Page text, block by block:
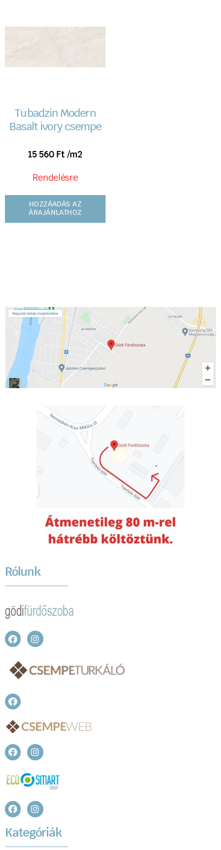
Tubadzin Modern
Basalt ivory csempe
15 560 Ft /m2
Rendelésre
HOZZÁADÁS AZ
ÁRAJÁNLATHOZ
Rólunk
Kategóriák